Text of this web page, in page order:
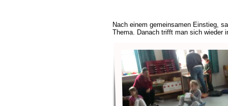
Nach einem gemeinsamen Einstieg,
Thema. Danach trifft man sich wieder